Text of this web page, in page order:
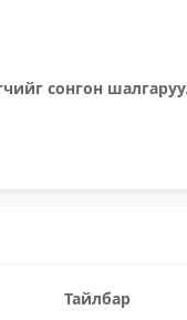
сонгон
Тайлбар